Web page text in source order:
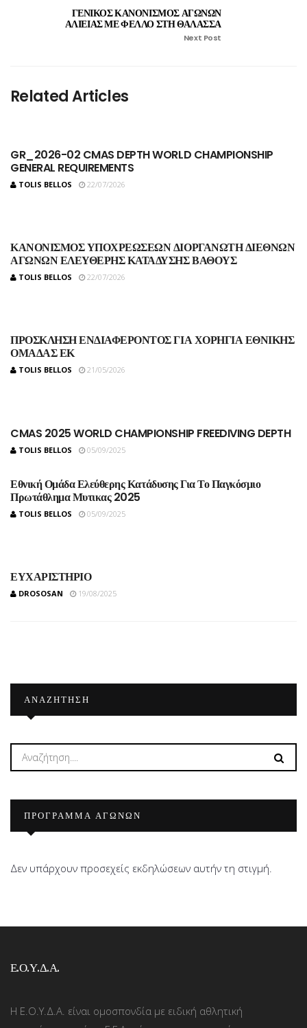
ΓΕΝΙΚΟΣ ΚΑΝΟΝΙΣΜΟΣ ΑΓΩΝΩΝ
ΑΛΙΕΙΑΣ ΜΕ ΦΕΛΛΟ ΣΤΗ ΘΑΛΑΣΣΑ
Next Post
Related Articles
GR_2026-02 CMAS DEPTH WORLD CHAMPIONSHIP
GENERAL REQUIREMENTS
TOLIS BELLOS 22/07/2026
ΚΑΝΟΝΙΣΜΟΣ ΥΠΟΧΡΕΩΣΕΩΝ ΔΙΟΡΓΑΝΩΤΗ ΔΙΕΘΝΩΝ
ΑΓΩΝΩΝ ΕΛΕΥΘΕΡΗΣ ΚΑΤΑΔΥΣΗΣ ΒΑΘΟΥΣ
TOLIS BELLOS 22/07/2026
ΠΡΟΣΚΛΗΣΗ ΕΝΔΙΑΦΕΡΟΝΤΟΣ ΓΙΑ ΧΟΡΗΓΙΑ ΕΘΝΙΚΗΣ
ΟΜΑΔΑΣ ΕΚ
TOLIS BELLOS 21/05/2026
CMAS 2025 WORLD CHAMPIONSHIP FREEDIVING DEPTH
TOLIS BELLOS 05/09/2025
Εθνική Ομάδα Ελεύθερης Κατάδυσης Για Το Παγκόσμιο
Πρωτάθλημα Μυτικας 2025
TOLIS BELLOS 05/09/2025
ΕΥΧΑΡΙΣΤΗΡΙΟ
DROSOSAN 19/08/2025
ΑΝΑΖΉΤΗΣΗ
ΠΡΟΓΡΑΜΜΑ ΑΓΩΝΩΝ
Δεν υπάρχουν προσεχείς εκδηλώσεων αυτήν τη στιγμή.
Ε.Ο.Υ.Δ.Α.
Η Ε.Ο.Υ.Δ.Α. είναι ομοσπονδία με ειδική αθλητική